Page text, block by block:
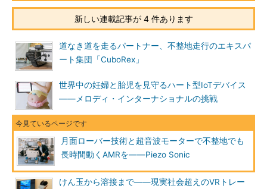
新しい連載記事が 4 件あります
道なき道を走るパートナー、不整地走行のエキスパ
ート集団「CuboRex」
世界中の妊婦と胎児を見守るハート型IoTデバイス
――メロディ・インターナショナルの挑戦
月面ローバー技術と超音波モーターで不整地でも
長時間動くAMRを――Piezo Sonic
けん玉から溶接まで――現実社会超えのVRトレー